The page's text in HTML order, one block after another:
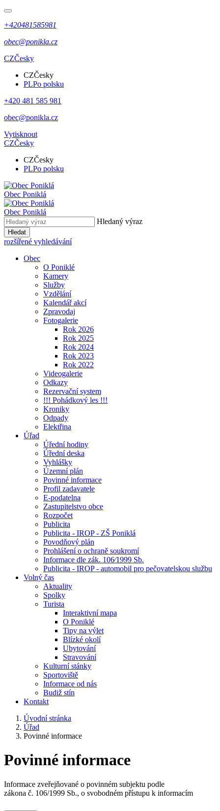
+420481585981
obec@ponikla.cz
CZČesky
CZČesky
PLPo polsku
+420 481 585 981
obec@ponikla.cz
Vytisknout
CZČesky
CZČesky
PLPo polsku
Obec Poniklá
Obec Poniklá
Hledaný výraz
Hledat
rozšířené vyhledávání
Obec
O Poniklé
Kamery
Služby
Vzdělání
Kalendář akcí
Zpravodaj
Fotogalerie
Rok 2026
Rok 2025
Rok 2024
Rok 2023
Rok 2022
Videogalerie
Odkazy
Rezervační system
!!! Pohádkový les !!!
Kroniky
Odpady
Elektřina
Úřad
Úřední hodiny
Úřední deska
Vyhlášky
Územní plán
Povinné informace
Profil zadavatele
E-podatelna
Zastupitelstvo obce
Rozpočet
Publicita
Publicita - IROP - ZŠ Poniklá
Povodňový plán
Prohlášení o ochraně soukromí
Informace dle zák. 106⁄1999 Sb.
Publicita - IROP - automobil pro pečovatelskou službu
Volný čas
Aktuality
Spolky
Turista
Interaktivní mapa
O Poniklé
Tipy na výlet
Blízké okolí
Ubytování
Stravování
Kulturní stánky
Sportoviště
Informace od nás
Budiž stín
Kontakt
Úvodní stránka
Úřad
Povinné informace
Povinné informace
Informace zveřejňované o povinném subjektu podle
zákona č. 106/1999 Sb., o svobodném přístupu k informacím